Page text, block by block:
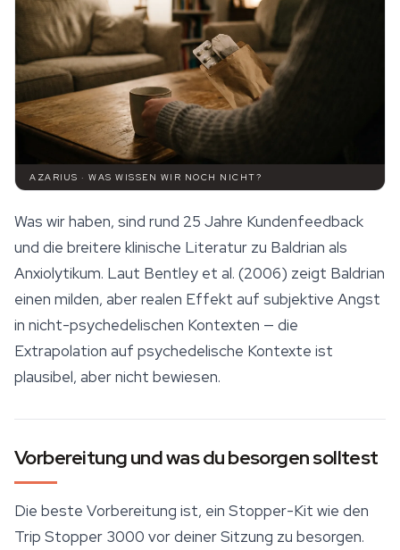
AZARIUS · WAS WISSEN WIR NOCH NICHT?
Was wir haben, sind rund 25 Jahre Kundenfeedback
und die breitere klinische Literatur zu Baldrian als
Anxiolytikum. Laut Bentley et al. (2006) zeigt Baldrian
einen milden, aber realen Effekt auf subjektive Angst
in nicht-psychedelischen Kontexten — die
Extrapolation auf psychedelische Kontexte ist
plausibel, aber nicht bewiesen.
Vorbereitung und was du besorgen solltest
Die beste Vorbereitung ist, ein Stopper-Kit wie den
Trip Stopper 3000 vor deiner Sitzung zu besorgen.